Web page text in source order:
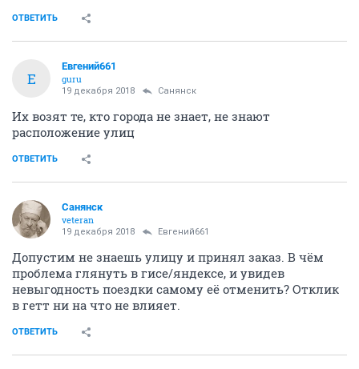
ОТВЕТИТЬ
Е
Евгений661
guru
19 декабря 2018 Санянск
Их возят те, кто города не знает, не знают
расположение улиц
ОТВЕТИТЬ
Санянск
veteran
19 декабря 2018 Евгений661
Допустим не знаешь улицу и принял заказ. В чём
проблема глянуть в гисе/яндексе, и увидев
невыгодность поездки самому её отменить? Отклик
в гетт ни на что не влияет.
ОТВЕТИТЬ